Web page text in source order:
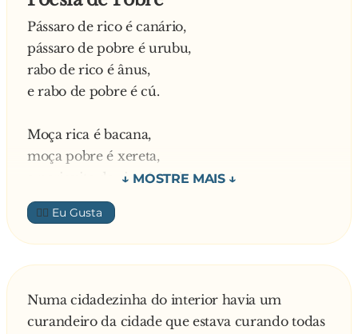
Pássaro de rico é canário,
pássaro de pobre é urubu,
rabo de rico é ânus,
e rabo de pobre é cú.
Moça rica é bacana,
moça pobre é xereta,
a periquita da rica é vagina,
a da pobre é b**.
Rico correndo é atleta,
pobre correndo é ladrão,
e do pobre é culhão.
👍🏼
Numa cidadezinha do interior havia um
curandeiro da cidade que estava curando todas